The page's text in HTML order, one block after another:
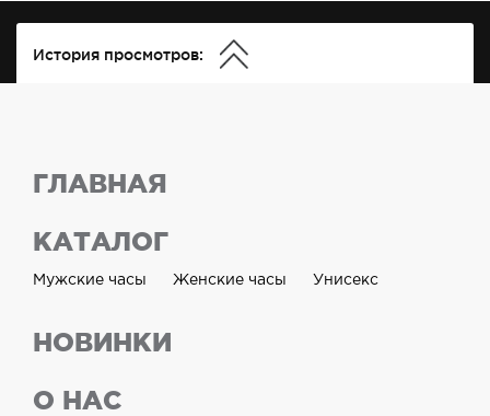
История просмотров:
ГЛАВНАЯ
КАТАЛОГ
Мужские часы Женские часы Унисекс
НОВИНКИ
О НАС